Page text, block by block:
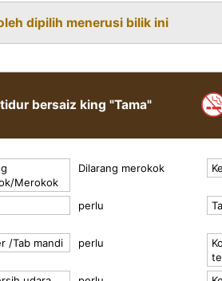
biasa di dalam bilik dengan
dipilih menerusi bilik ini
bersaiz king "Tama"
Merokok
Dilarang merokok
perlu
/Tab mandi perlu